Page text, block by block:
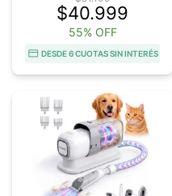
$40.999
55% OFF
DESDE 6 CUOTAS SIN INTERÉS